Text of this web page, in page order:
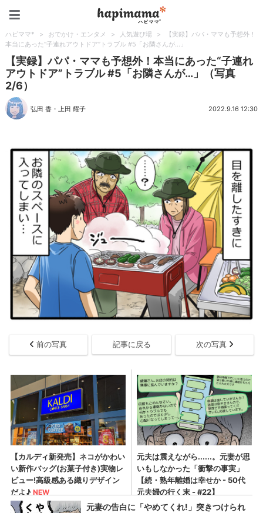
ハピママ* > おでかけ・エンタメ > 人気遊び場 >
【実録】パパ・ママも予想外！
本当にあった“子連れアウトドア”トラブル #5「お隣さんが…」
【実録】パパ・ママも予想外！本当にあった“子連れ
アウトドア”トラブル #5「お隣さんが…」（写真
2/6）
弘田 香 ・上田 耀子 2022.9.16 12:30
前の写真 記事に戻る 次の写真